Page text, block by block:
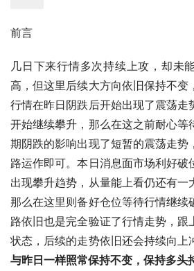
前言
几日下来行情多次持续上攻，却未
高，但这里后续大方向依旧保持不变
行情在昨日阴跌后开始出现了震荡走
开始继续攀升，那么在这之前耐心等
期阴跌的影响出现了短暂的震荡走势
路运作即可。本日消息面市场利好破
出现攀升趋势，从量能上看仍还有一
那么在这里则备好仓位等待行情继续
路依旧也是完全验证了行情走势，跟
状态，后续的走势依旧还会持续向上
与昨日一样照常保持不变，保持多头